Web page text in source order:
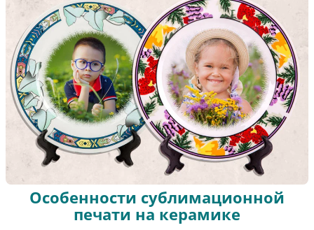
Особенности сублимационной
печати на керамике